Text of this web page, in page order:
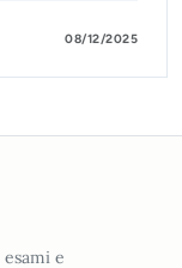
08/12/2025
e